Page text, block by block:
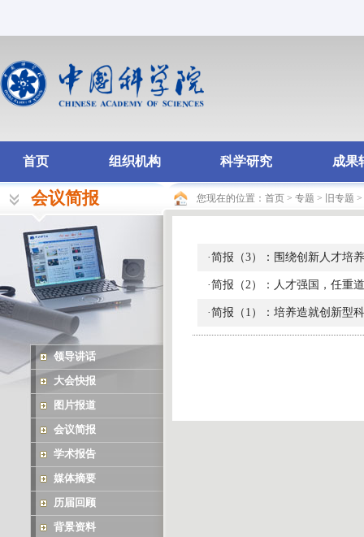
首页 组织机构 科学研究 成果
会议简报 您现在的位置： 首页 > 专题 > 旧专题 >
领导讲话
大会快报
图片报道
会议简报
学术报告
媒体摘要
历届回顾
背景资料
·简报（3）：围绕创新人才培
·简报（2）：人才强国，任重
·简报（1）：培养造就创新型